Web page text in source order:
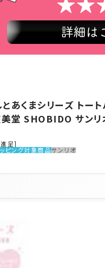
あくまシリーズ トー
堂 SHOBIDO サンリ
呈]
ピング対象商品サンリオ